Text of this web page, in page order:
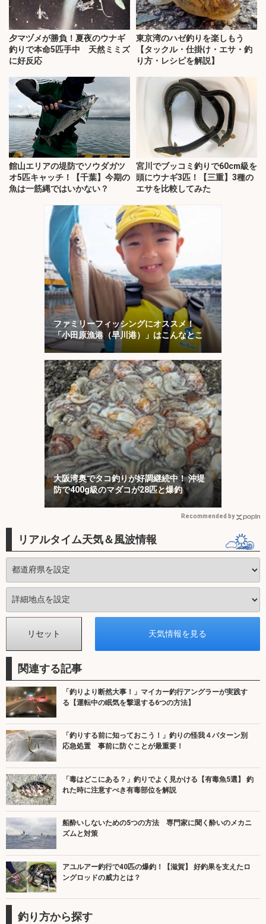
夕マヅメが勝負！夏夜のウナギ
釣りで本命5匹手中 天然ミミズ
に好反応
東京湾のハゼ釣りを楽しもう
【タックル・仕掛け・エサ・釣
り方・レシピを解説】
館山エリアの堤防でソウダガツ
オ5匹キャッチ！【千葉】今期の
魚は一筋縄ではいかない？
宮川でブッコミ釣りで60cm級を
頭にウナギ3匹！【三重】3種の
エサを比較してみた
ファミリーフィッシングにオススメ！
「小田原漁港（早川港）」はこんなとこ
大阪湾奥でタコ釣りが好調継続中！ 沖堤
防で400g級のマダコが28匹と爆釣
Recommended by
リアルタイム天気＆風波情報
関連する記事
「釣りより断然大事！」マイカー釣行アングラーが実践す
る【運転中の眠気を撃退する6つの方法】
「釣りする前に知っておこう！」釣りの怪我４パターン別
応急処置 事前に防ぐことが最重要！
「毒はどこにある？」釣りでよく見かける【有毒魚5選】 釣
れた時に注意すべき有毒部位を解説
船酔いしないための5つの方法 専門家に聞く酔いのメカニ
ズムと対策
アユルアー釣行で40匹の爆釣！【滋賀】 好釣果を支えたロ
ングロッドの威力とは？
釣り方から探す